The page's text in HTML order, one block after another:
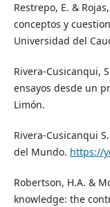
Restrepo, E. &
conceptos y
Universidad del
Rivera-Cusicanqui,
ensayos desde un
Limón.
Rivera-Cusicanqui
del Mundo. https://
Robertson, H.A. &
knowledge: the